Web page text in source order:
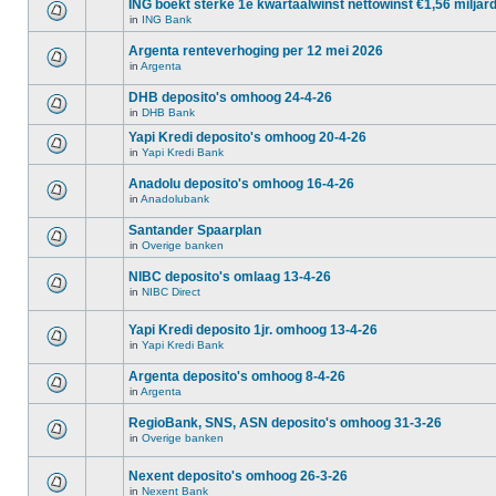
ING boekt sterke 1e kwartaalwinst nettowinst €1,56 miljard
in ING Bank
Argenta renteverhoging per 12 mei 2026
in Argenta
DHB deposito's omhoog 24-4-26
in DHB Bank
Yapi Kredi deposito's omhoog 20-4-26
in Yapi Kredi Bank
Anadolu deposito's omhoog 16-4-26
in Anadolubank
Santander Spaarplan
in Overige banken
NIBC deposito's omlaag 13-4-26
in NIBC Direct
Yapi Kredi deposito 1jr. omhoog 13-4-26
in Yapi Kredi Bank
Argenta deposito's omhoog 8-4-26
in Argenta
RegioBank, SNS, ASN deposito's omhoog 31-3-26
in Overige banken
Nexent deposito's omhoog 26-3-26
in Nexent Bank